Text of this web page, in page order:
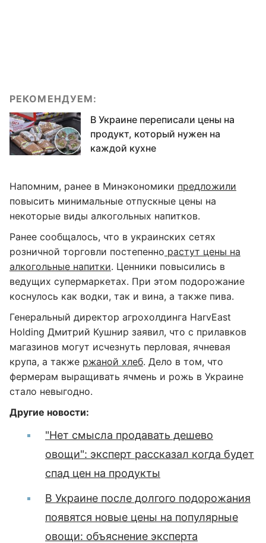
РЕКОМЕНДУЕМ:
В Украине переписали цены на
продукт, который нужен на
каждой кухне
Напомним, ранее в Минэкономики предложили
повысить минимальные отпускные цены на
некоторые виды алкогольных напитков.
Ранее сообщалось, что в украинских сетях
розничной торговли постепенно растут цены на
алкогольные напитки. Ценники повысились в
ведущих супермаркетах. При этом подорожание
коснулось как водки, так и вина, а также пива.
Генеральный директор агрохолдинга HarvEast
Holding Дмитрий Кушнир заявил, что с прилавков
магазинов могут исчезнуть перловая, ячневая
крупа, а также ржаной хлеб. Дело в том, что
фермерам выращивать ячмень и рожь в Украине
стало невыгодно.
Другие новости:
"Нет смысла продавать дешево
овощи": эксперт рассказал когда будет
спад цен на продукты
В Украине после долгого подорожания
появятся новые цены на популярные
овощи: объяснение эксперта